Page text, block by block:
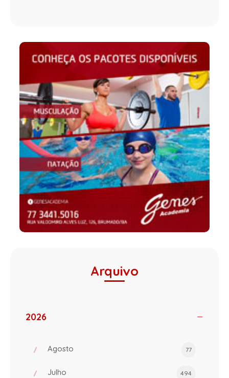
Arquivo
2026
Agosto 77
Julho 494